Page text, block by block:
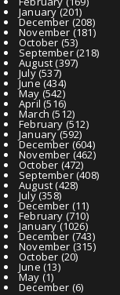
January(201)
December (208)
November (181)
October (53)
September(218)
August(397)
July(537)
June(434)
May (542)
April (516)
March (512)
February (512)
January(592)
December (604)
November (462)
October (472)
September(408)
August(428)
July(358)
December (11)
February (710)
January(1026)
December (743)
November (315)
October (20)
June (13)
May (1)
December (6)